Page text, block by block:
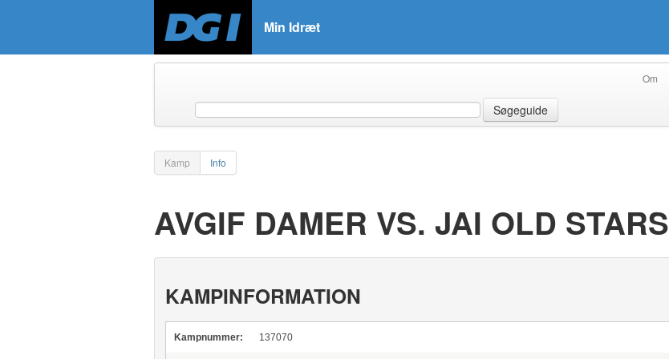
Min Idræt
Om
Søgeguide
Kamp Info
AVGIF DAMER VS. JAI OLD STARS
KAMPINFORMATION
Kampnummer: 137070